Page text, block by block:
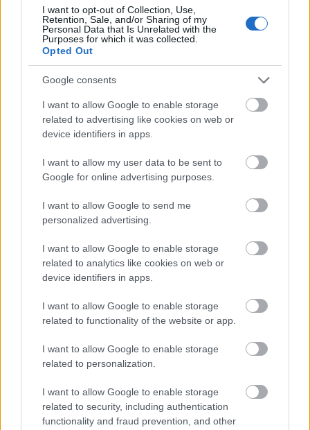
I want to opt-out of Collection, Use,
Retention, Sale, and/or Sharing of my
Personal Data that Is Unrelated with the
Purposes for which it was collected.
Opted Out
Google consents
I want to allow Google to enable storage
related to advertising like cookies on web or
device identifiers in apps.
I want to allow my user data to be sent to
Google for online advertising purposes.
I want to allow Google to send me
personalized advertising.
I want to allow Google to enable storage
related to analytics like cookies on web or
device identifiers in apps.
I want to allow Google to enable storage
related to functionality of the website or app.
I want to allow Google to enable storage
related to personalization.
I want to allow Google to enable storage
related to security, including authentication
functionality and fraud prevention, and other
Kövesd a Glamour cikkeit a
Mindenki azt hiszi, hogy
lángos is jót tehe
Támogatott Tartalom
Vizes fürdőruha és
fesztiválszezon: szakorvos
árulja el a gondtalan nyár titkát
Támogatott Tartalom